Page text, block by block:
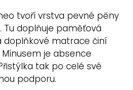
tvoří vrstva pevné pěny
Tu doplňuje paměťová
doplňkové matrace činí
je absence
tak po celé své
podporu.